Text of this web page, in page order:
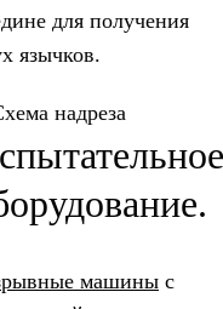
для получения
язычков.
машины с